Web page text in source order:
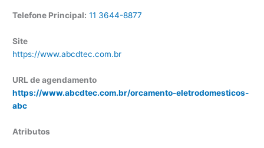
Telefone Principal: 11 3644-8877
Site
https://www.abcdtec.com.br
URL de agendamento
https://www.abcdtec.com.br/orcamento-eletrodomesticos-
abc
Atributos